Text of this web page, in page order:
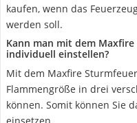
kaufen, wenn das
werden soll.
Kann man mit dem
individuell einstellen?
Mit dem Maxfire
Flammengröße in drei
können. Somit können Sie